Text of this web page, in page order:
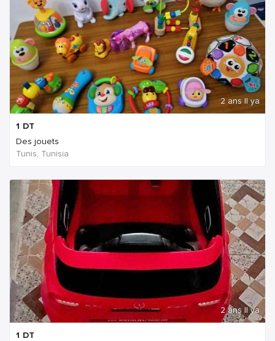
2 ans Il ya
1 DT
Des jouets
Tunis, Tunisia
2 ans Il ya
1 DT